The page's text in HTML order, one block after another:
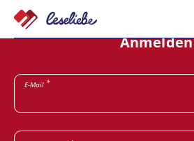
Direkt
zum
Inhalt
Anmelden
E-Mail